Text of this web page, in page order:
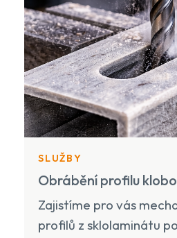
SLUŽBY
Obrábění profilu
Zajistíme pro vás
profilů z sklolaminátu